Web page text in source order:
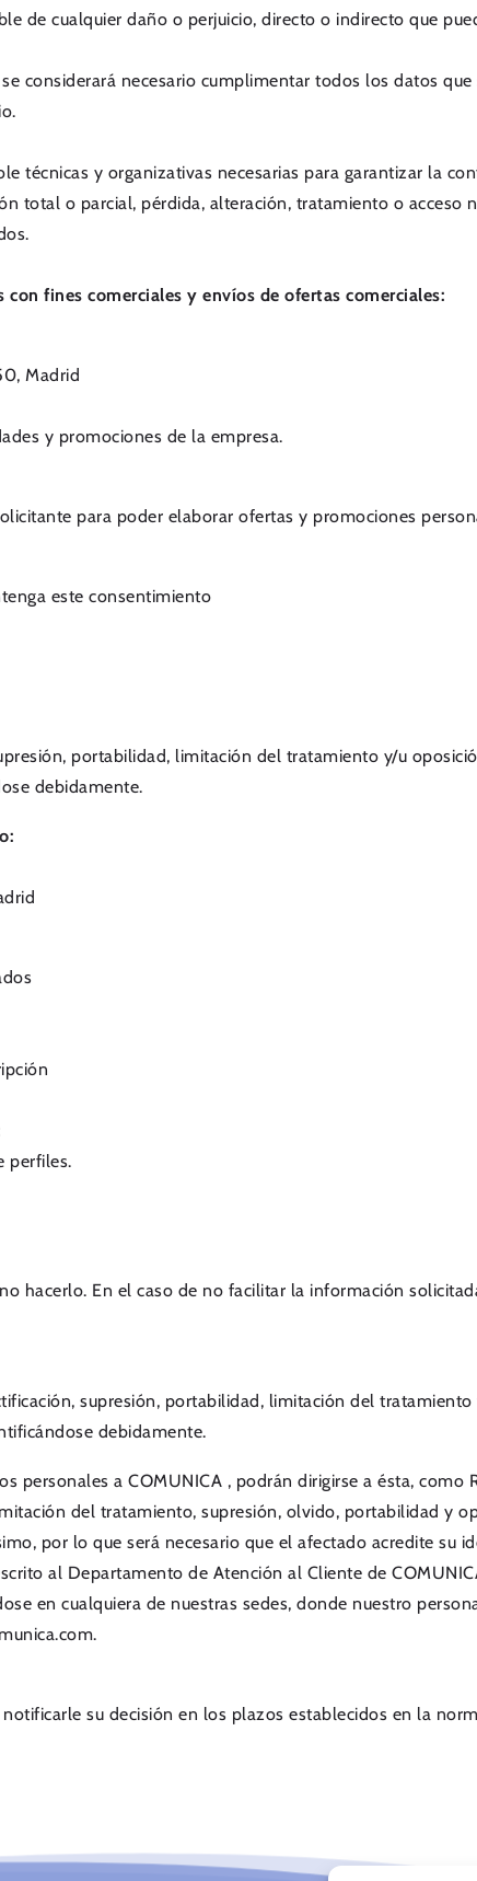
de cualquier daño o perjuicio, directo o indirecto que
considerará necesario cumplimentar todos los datos
técnicas y organizativas necesarias para garantizar la
total o parcial, pérdida, alteración, tratamiento o acceso
fines comerciales y envíos de ofertas comerciales:
Madrid
y promociones de la empresa.
para poder elaborar ofertas y promociones
este consentimiento
portabilidad, limitación del tratamiento y/u
debidamente.
perfiles.
hacerlo. En el caso de no facilitar la información
supresión, portabilidad, limitación del
debidamente.
personales a COMUNICA , podrán dirigirse a ésta, como
del tratamiento, supresión, olvido, portabilidad y
por lo que será necesario que el afectado acredite su
al Departamento de Atención al Cliente de
en cualquiera de nuestras sedes, donde nuestro
su decisión en los plazos establecidos en la